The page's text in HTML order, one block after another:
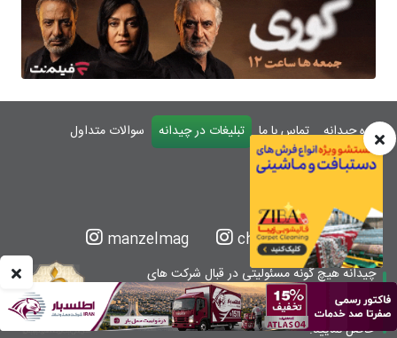
درباره چیدانه تماس با ما تبلیغات در چیدانه
سوالات متداول
ورود
chidaneh
manzelmag
چیدانه هیچ گونه مسئولیتی در قبال شرکت های
معرفی شده ندارد.
قبل از اقدام به خرید کالا یا خدمات اطمینان کافی را
حاصل نمایید.